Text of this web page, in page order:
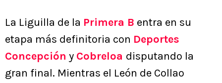
La Liguilla de la Primera B entra en su
etapa más definitoria con Deportes
Concepción y Cobreloa disputando la
gran final. Mientras el León de Collao